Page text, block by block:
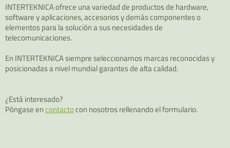
INTERTEKNICA ofrece una variedad de productos de hardware,
software y aplicaciones, accesorios y demás componentes o
elementos para la solución a sus necesidades de
telecomunicaciones.
En INTERTEKNICA siempre seleccionamos marcas reconocidas y
posicionadas a nivel mundial garantes de alta calidad.
¿Está interesado?
Póngase encontactocon nosotros rellenando el formulario.